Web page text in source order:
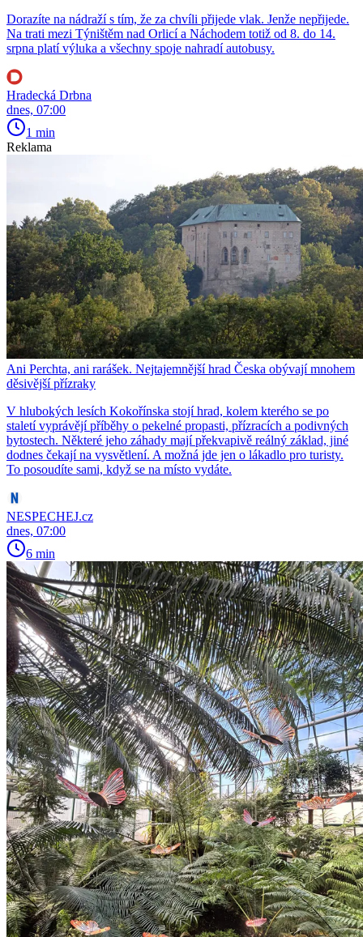
Dorazíte na nádraží s tím, že za chvíli přijede vlak. Jenže nepřijede.
Na trati mezi Týništěm nad Orlicí a Náchodem totiž od 8. do 14.
srpna platí výluka a všechny spoje nahradí autobusy.
Hradecká Drbna
dnes, 07:00
1 min
Reklama
Ani Perchta, ani rarášek. Nejtajemnější hrad Česka obývají mnohem
děsivější přízraky
V hlubokých lesích Kokořínska stojí hrad, kolem kterého se po
staletí vyprávějí příběhy o pekelné propasti, přízracích a podivných
bytostech. Některé jeho záhady mají překvapivě reálný základ, jiné
dodnes čekají na vysvětlení. A možná jde jen o lákadlo pro turisty.
To posoudíte sami, když se na místo vydáte.
NESPECHEJ.cz
dnes, 07:00
6 min